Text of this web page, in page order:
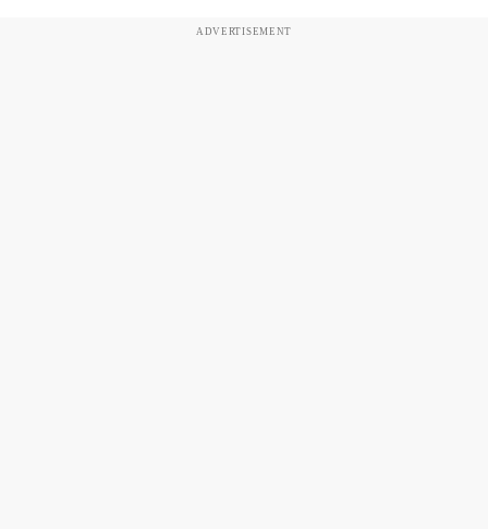
ADVERTISEMENT